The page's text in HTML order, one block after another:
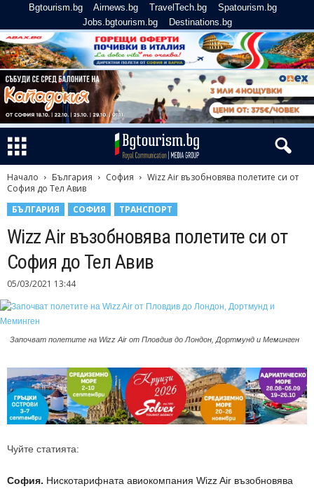
Bgtourism.bg Airnews.bg TravelTech.bg
Spatourism.bg
Jobs.bgtourism.bg
Destinations.bg
Начало България София
Wizz Air възобновява полетите си от
София до Тел Авив
БЪЛГАРИЯ
СОФИЯ ТРАНСПОРТ
Wizz Air възобновява полетите си от
София до Тел Авив
05/03/2021 13:44
Започват полетите на Wizz Air от Пловдив до Лондон, Дортмунд и Меминген
Чуйте статията:
София. Нискотарифната авиокомпания Wizz Air възобновява